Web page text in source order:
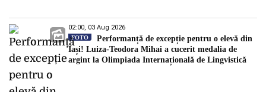
02:00, 03 Aug 2026
FOTO
Performanță de excepție pentru o elevă din
Iași! Luiza-Teodora Mihai a cucerit medalia de
argint la Olimpiada Internațională de Lingvistică